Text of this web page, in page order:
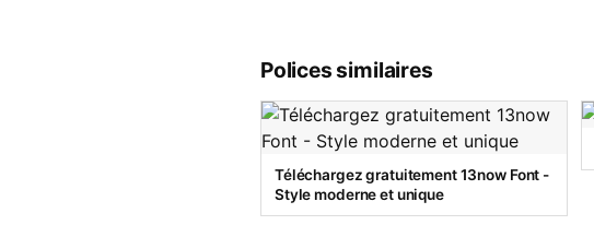
Polices similaires
Téléchargez gratuitement 13now Font -
Style moderne et unique